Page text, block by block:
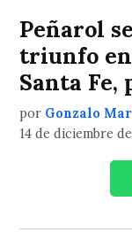
Peñarol
triunfo
Santa Fe,
por Gonzalo
14 de diciembre